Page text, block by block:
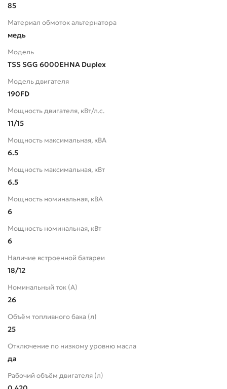
85
Материал обмоток альтернатора
медь
Модель
TSS SGG 6000EHNA Duplex
Модель двигателя
190FD
Мощность двигателя, кВт/л.с.
11/15
Мощность максимальная, кВА
6.5
Мощность максимальная, кВт
6.5
Мощность номинальная, кВА
6
Мощность номинальная, кВт
6
Наличие встроенной батареи
18/12
Номинальный ток (А)
26
Объём топливного бака (л)
25
Отключение по низкому уровню масла
да
Рабочий объём двигателя (л)